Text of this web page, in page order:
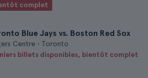
complet
Blue Jays vs. Boston Red Sox
Centre • Toronto
billets disponibles, bientôt complet